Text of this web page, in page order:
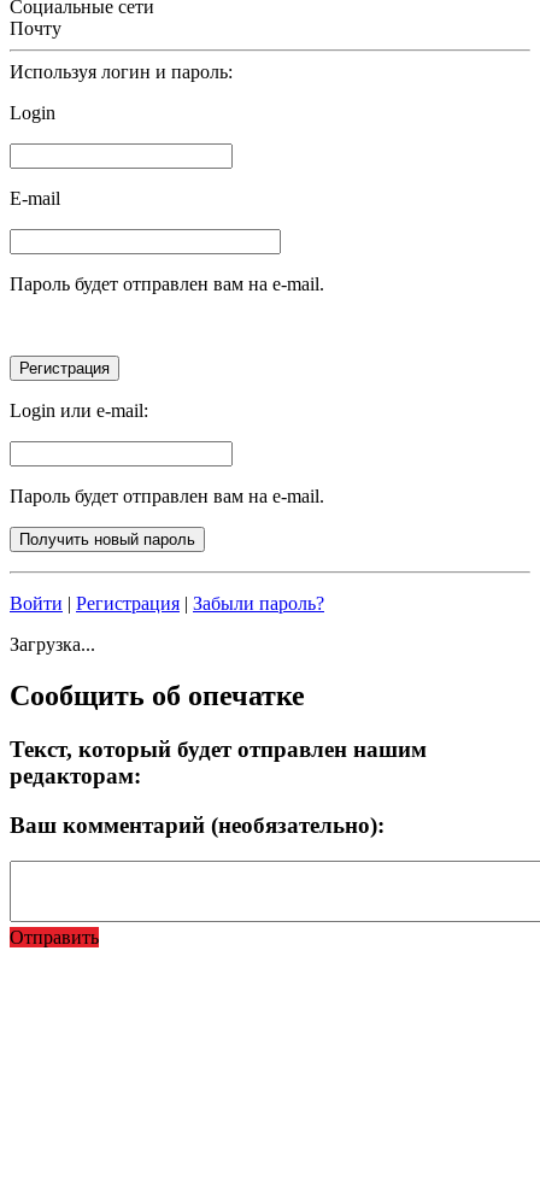
Социальные сети
Почту
Используя логин и пароль:
Login
E-mail
Пароль будет отправлен вам на e-mail.
Login или e-mail:
Пароль будет отправлен вам на e-mail.
Войти | Регистрация | Забыли пароль?
Загрузка...
Сообщить об опечатке
Текст, который будет отправлен нашим
редакторам:
Ваш комментарий (необязательно):
Отправить